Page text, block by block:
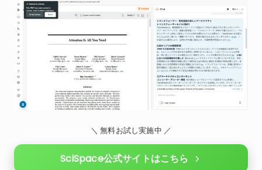
＼ 無料お試し実施中 ／
SciSpace公式サイトはこちら